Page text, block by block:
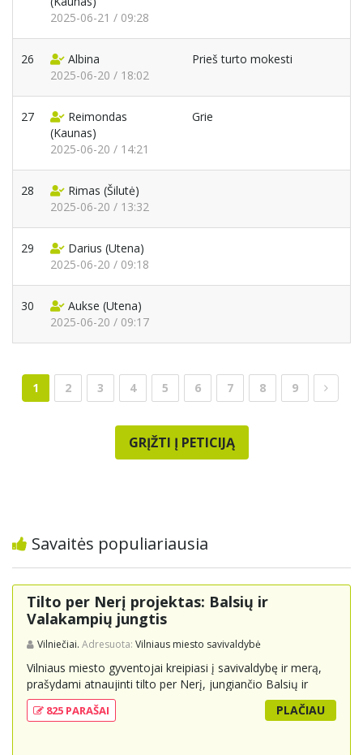
2025-06-21 / 09:28
26
Albina
2025-06-20 / 18:02
Prieš turto mokesti
27
Reimondas
(Kaunas)
2025-06-20 / 14:21
Grie
28 Rimas (Šilutė)
2025-06-20 / 13:32
29 Darius (Utena)
2025-06-20 / 09:18
30 Aukse (Utena)
2025-06-20 / 09:17
1 2 3 4 5 6 7 8 9
GRĮŽTI Į PETICIJĄ
Savaitės populiariausia
Tilto per Nerį projektas: Balsių ir
Valakampių jungtis
Vilniečiai. Adresuota: Vilniaus miesto savivaldybė
Vilniaus miesto gyventojai kreipiasi į savivaldybę ir merą,
prašydami atnaujinti tilto per Nerį, jungiančio Balsių ir
Valakampių kryptis, projektą ir įtraukti jį į miesto
strateginius susisiekimo planus. Šis tiltas ne tik padėtų
825 PARAŠAI PLAČIAU